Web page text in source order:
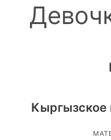
Кыргызское